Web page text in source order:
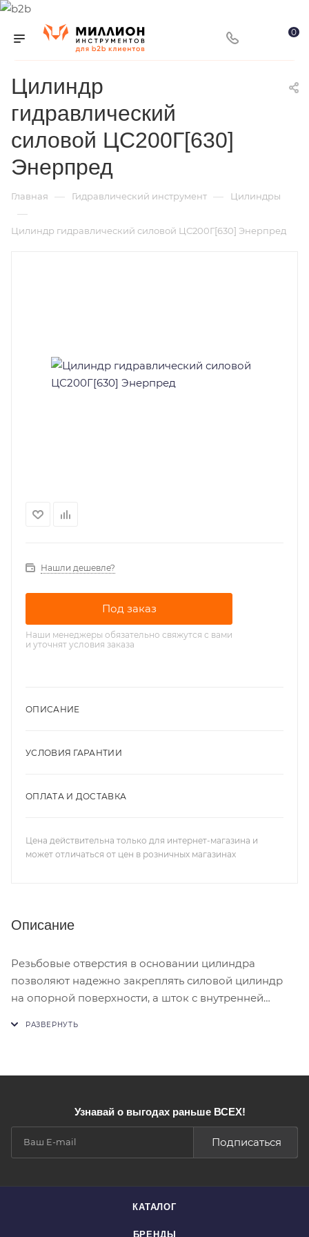
0
Цилиндр
гидравлический
силовой ЦС200Г[630]
Энерпред
Главная — Гидравлический инструмент — Цилиндры
—
Цилиндр гидравлический силовой ЦС200Г[630] Энерпред
Нашли дешевле?
Под заказ
Наши менеджеры обязательно свяжутся с вами
и уточнят условия заказа
ОПИСАНИЕ
УСЛОВИЯ ГАРАНТИИ
ОПЛАТА И ДОСТАВКА
Цена действительна только для интернет-магазина и
может отличаться от цен в розничных магазинах
Описание
Резьбовые отверстия в основании цилиндра
позволяют надежно закреплять силовой цилиндр
на опорной поверхности, а шток с внутренней
значительных радиальных нагрузках на шток.
Предохранительный клапан в штоковой полости
Цилиндр оснащен плавающими опорами,
Узнавай о выгодах раньше ВСЕХ!
Подписаться
КАТАЛОГ
БРЕНДЫ